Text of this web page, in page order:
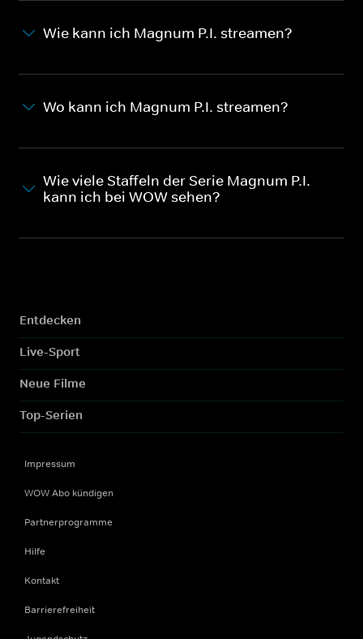
Wie kann ich Magnum P.I. streamen?
Wo kann ich Magnum P.I. streamen?
Wie viele Staffeln der Serie Magnum P.I.
kann ich bei WOW sehen?
Entdecken
Live-Sport
Neue Filme
Top-Serien
Impressum
WOW Abo kündigen
Partnerprogramme
Hilfe
Kontakt
Barrierefreiheit